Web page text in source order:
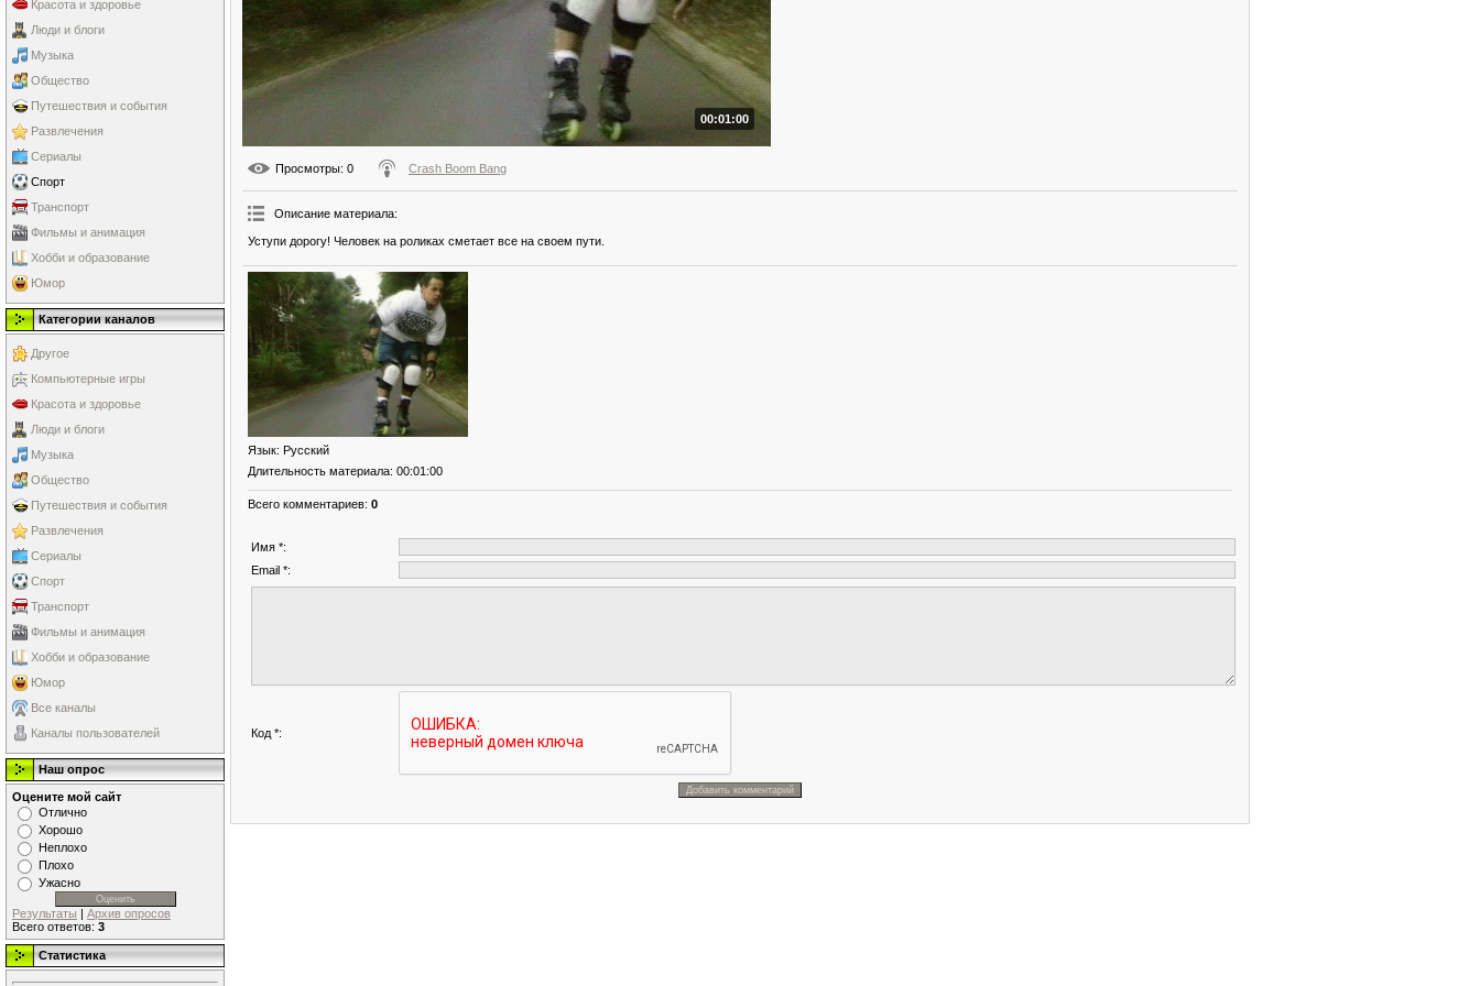
Красота и здоровье
Люди и блоги
Музыка
Общество
Путешествия и события
Развлечения
Сериалы
Спорт
Транспорт
Фильмы и анимация
Хобби и образование
Юмор
Категории каналов
Другое
Компьютерные игры
Красота и здоровье
Люди и блоги
Музыка
Общество
Путешествия и события
Развлечения
Сериалы
Спорт
Транспорт
Фильмы и анимация
Хобби и образование
Юмор
Все каналы
Каналы пользователей
Наш опрос
Оцените мой сайт
Отлично
Хорошо
Неплохо
Плохо
Ужасно
Результаты | Архив опросов
Всего ответов: 3
Статистика
00:01:00
Просмотры: 0 Crash Boom Bang
Описание материала:
Уступи дорогу! Человек на роликах сметает все на своем пути.
Язык: Русский
Длительность материала: 00:01:00
Всего комментариев: 0
Имя *:
Email *:
Код *: